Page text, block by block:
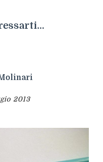
2013